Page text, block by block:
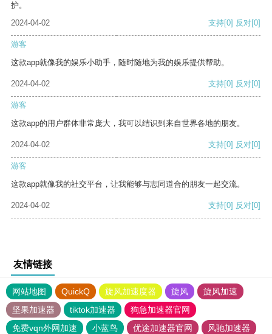
护。
2024-04-02
支持[0] 反对[0]
游客
这款app就像我的娱乐小助手，随时随地为我的娱乐提供帮助。
2024-04-02 支持[0] 反对[0]
游客
这款app的用户群体非常庞大，我可以结识到来自世界各地的朋友。
2024-04-02 支持[0] 反对[0]
游客
这款app就像我的社交平台，让我能够与志同道合的朋友一起交流。
2024-04-02 支持[0] 反对[0]
友情链接
网站地图 QuickQ 旋风加速度器 旋风
旋风加速
坚果加速器
tiktok加速器
狗急加速器官网
免费vqn外网加速
小蓝鸟 优途加速器官网
风驰加速器